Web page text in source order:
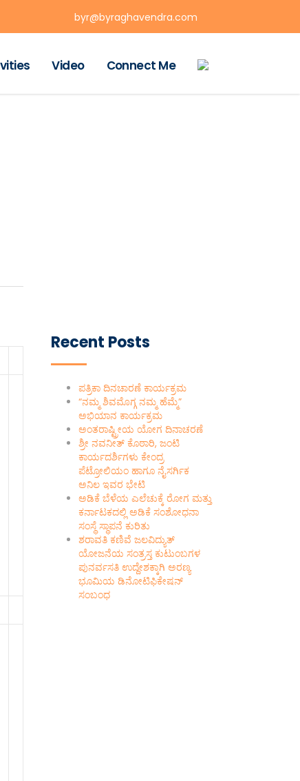
byr@byraghavendra.com
Video Connect Me
Recent Posts
ಪತ್ರಿಕಾ ದಿನಚಾರಣೆ ಕಾರ್ಯಕ್ರಮ
“ನಮ್ಮ ಶಿವಮೊಗ್ಗ ನಮ್ಮ ಹೆಮ್ಮೆ”
ಅಭಿಯಾನ ಕಾರ್ಯಕ್ರಮ
ಅಂತರಾಷ್ಟ್ರೀಯ ಯೋಗ ದಿನಾಚರಣೆ
ಶ್ರೀ ನವನೀತ್ ಕೊಠಾರಿ, ಜಂಟಿ
ಕಾರ್ಯದರ್ಶಿಗಳು ಕೇಂದ್ರ
ಪೆಟ್ರೋಲಿಯಂ ಹಾಗೂ ನೈಸರ್ಗಿಕ
ಅನಿಲ ಇವರ ಭೇಟಿ
ಅಡಿಕೆ ಬೆಳೆಯ ಎಲೆಚುಕ್ಕೆ ರೋಗ ಮತ್ತು
ಕರ್ನಾಟಕದಲ್ಲಿ ಅಡಿಕೆ ಸಂಶೋಧನಾ
ಸಂಸ್ಥೆ ಸ್ಥಾಪನೆ ಕುರಿತು
ಶರಾವತಿ ಕಣಿವೆ ಜಲವಿದ್ಯುತ್
ಯೋಜನೆಯ ಸಂತ್ರಸ್ತ ಕುಟುಂಬಗಳ
ಪುನರ್ವಸತಿ ಉದ್ದೇಶಕ್ಕಾಗಿ ಅರಣ್ಯ
ಭೂಮಿಯ ಡಿನೋಟಿಫಿಕೇಷನ್
ಸಂಬಂಧ